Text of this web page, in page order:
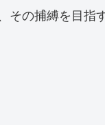
その捕縛を目指